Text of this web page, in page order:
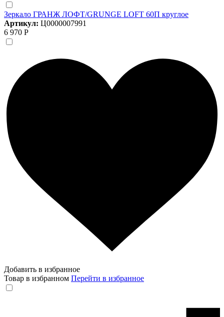
Зеркало ГРАНЖ ЛОФТ/GRUNGE LOFT 60П круглое
Артикул: Ц0000007991
6 970 Р
Добавить в избранное
Товар в избранном Перейти в избранное